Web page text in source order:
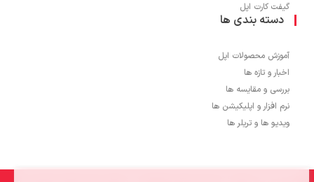
گیفت کارت اپل
دسته بندی ها
آموزش محصولات اپل
اخبار و تازه ها
بررسی و مقایسه ها
نرم افزار و اپلیکیشن ها
ویدیو ها و تریلر ها